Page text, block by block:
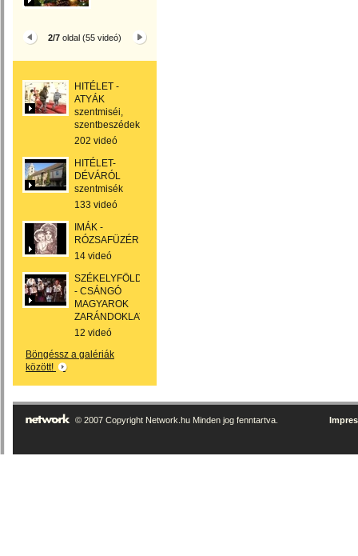
2/7 oldal (55 videó)
HITÉLET -
ATYÁK
szentmiséi,
szentbeszédek
202 videó
HITÉLET-
DÉVÁRÓL
szentmisék
133 videó
IMÁK -
RÓZSAFÜZÉR
14 videó
SZÉKELYFÖLD
- CSÁNGÓ
MAGYAROK
ZARÁNDOKLAT
12 videó
Böngéssz a galériák
között!
© 2007 Copyright Network.hu Minden jog fenntartva.